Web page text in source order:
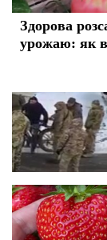
Здорова
урожаю: як